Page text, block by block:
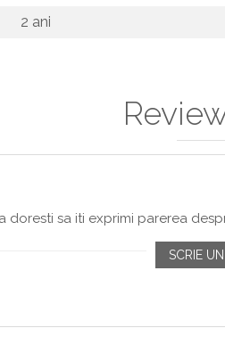
2 ani
doresti sa iti exprimi parerea
SCRIE